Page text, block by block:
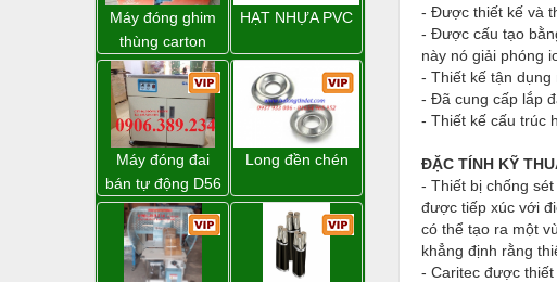
Dụng cụ cắt gọt
Dụng cụ điện
Dụng cụ đo
Gỗ - Trang thiết bị
Hàn cắt - Thiết bị
Hóa chất-Trang thiết bị
Kệ công nghiệp
Máy đóng ghim
thùng carton
dùng khí nén giá
tốt
HẠT NHỰA PVC
Máy đóng đai
bán tự động D56
Strapack
Long đền chén
- Được thiết kế và
- Được cấu tạo
này nó giải phóng
- Thiết kế tận dụng
- Đã cung cấp lắp
- Thiết kế cấu trúc
ĐẶC TÍNH KỸ
- Thiết bị chống
được tiếp xúc với
có thể tạo ra một
khẳng định rằng
- Caritec được